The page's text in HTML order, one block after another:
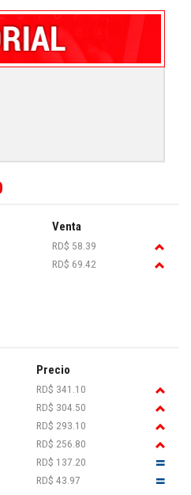
Venta
RD$ 58.39
RD$ 69.42
Precio
RD$ 341.10
RD$ 304.50
RD$ 293.10
RD$ 256.80
RD$ 137.20
RD$ 43.97